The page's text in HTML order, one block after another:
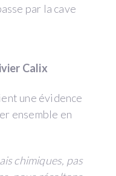
par la cave
Calix
une évidence
ensemble en
chimiques, pas